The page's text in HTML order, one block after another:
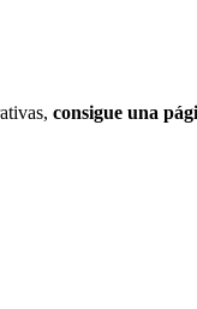
consigue una